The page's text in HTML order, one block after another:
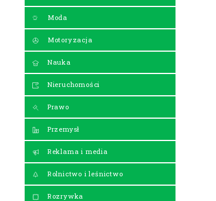
Moda
Motoryzacja
Nauka
Nieruchomości
Prawo
Przemysł
Reklama i media
Rolnictwo i leśnictwo
Rozrywka